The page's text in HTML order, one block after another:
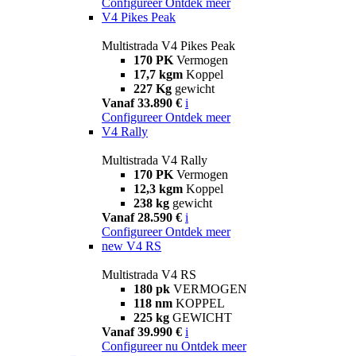
V4 Pikes Peak
Multistrada V4 Pikes Peak
170 PK Vermogen
17,7 kgm Koppel
227 Kg gewicht
Vanaf 33.890 € i
Configureer Ontdek meer
V4 Rally
Multistrada V4 Rally
170 PK Vermogen
12,3 kgm Koppel
238 kg gewicht
Vanaf 28.590 € i
Configureer Ontdek meer
new V4 RS
Multistrada V4 RS
180 pk VERMOGEN
118 nm KOPPEL
225 kg GEWICHT
Vanaf 39.990 € i
Configureer nu Ontdek meer